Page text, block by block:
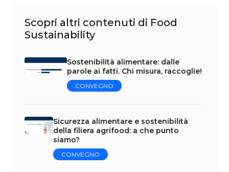
Scopri altri contenuti di Food
Sustainability
Sostenibilità alimentare: dalle
parole ai fatti. Chi misura, raccoglie!
CONVEGNO
Sicurezza alimentare e sostenibilità
della filiera agrifood: a che punto
siamo?
CONVEGNO